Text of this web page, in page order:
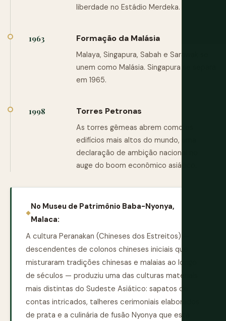
liberdade no Estádio Merdeka.
1963 Formação da Malásia
Malaya, Singapura, Sabah e Sarawak se
unem como Malásia. Singapura se separa
em 1965.
1998 Torres Petronas
As torres gêmeas abrem como os
edifícios mais altos do mundo, uma
declaração de ambição nacional no
auge do boom econômico asiático.
No Museu de Patrimônio Baba-Nyonya,
Malaca:
A cultura Peranakan (Chineses dos Estreitos) —
descendentes de colonos chineses iniciais que
misturaram tradições chinesas e malaias ao longo
de séculos — produziu uma das culturas materiais
mais distintas do Sudeste Asiático: sapatos de
contas intricados, talheres cerimoniais elaborados
de prata e a culinária de fusão Nyonya que está